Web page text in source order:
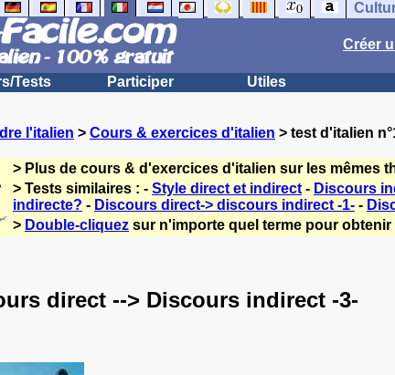
Créer
Tests Participer Utiles
l'italien > Cours & exercices d'italien > test d'italien
> Plus de cours & d'exercices d'italien sur les mêmes
> Tests similaires : - Style direct et indirect - Discours
indirecte? - Discours direct-> discours indirect -1- -
> Double-cliquez sur n'importe quel terme pour
direct --> Discours indirect -3-